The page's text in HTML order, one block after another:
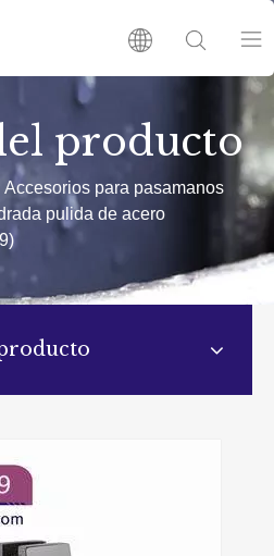
NOTICIAS
producto
Accesorios para pasamanos
pulida de acero